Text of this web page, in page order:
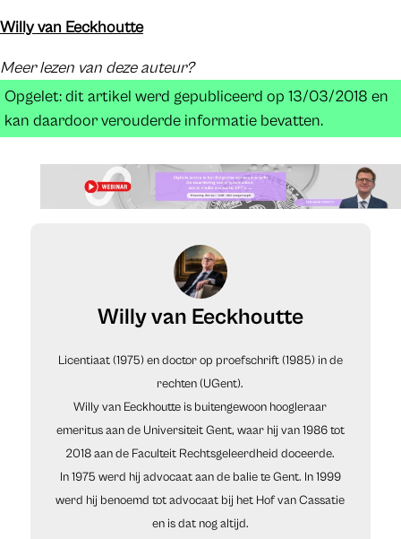
Willy van Eeckhoutte
Meer lezen van deze auteur?
Opgelet: dit artikel werd gepubliceerd op 13/03/2018 en
kan daardoor verouderde informatie bevatten.
Willy van Eeckhoutte
Licentiaat (1975) en doctor op proefschrift (1985) in de
rechten (UGent).
Willy van Eeckhoutte is buitengewoon hoogleraar
emeritus aan de Universiteit Gent, waar hij van 1986 tot
2018 aan de Faculteit Rechtsgeleerdheid doceerde.
In 1975 werd hij advocaat aan de balie te Gent. In 1999
werd hij benoemd tot advocaat bij het Hof van Cassatie
en is dat nog altijd.